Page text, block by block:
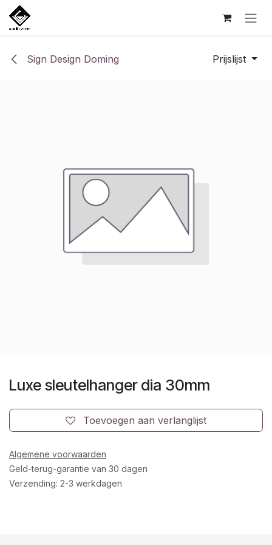
Overslaan naar inhoud
Sign Design Doming Prijslijst
Luxe sleutelhanger dia 30mm
Toevoegen aan verlanglijst
Algemene voorwaarden
Geld-terug-garantie van 30 dagen
Verzending: 2-3 werkdagen